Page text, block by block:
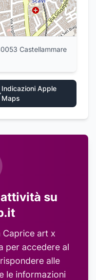
Castellammare
Indicazioni Apple
Maps
su
Caprice art x
per accedere al
alle
le informazioni